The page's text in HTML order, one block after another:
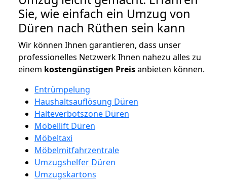
Sie, wie einfach ein Umzug von
Düren nach Rüthen sein kann
Wir können Ihnen garantieren, dass unser
professionelles Netzwerk Ihnen nahezu alles zu
einem kostengünstigen Preisanbieten können.
Entrümpelung
Haushaltsauflösung Düren
Halteverbotszone Düren
Möbellift Düren
Möbeltaxi
Möbelmitfahrzentrale
Umzugshelfer Düren
Umzugskartons